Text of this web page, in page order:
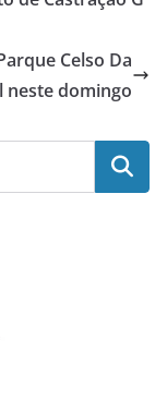
e
Celso Da
neste domingo